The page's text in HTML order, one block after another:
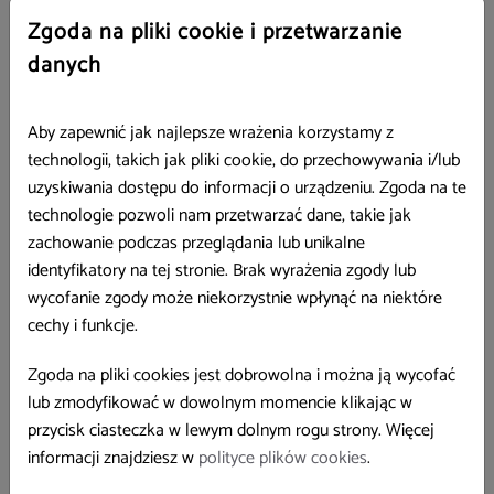
poziom.
Światło dzienne– biurko przy oknie to nie tylko lepszy
widok, ale i więcej serotoniny.
pracy mogą zwiększyć jej poziom nawet o 27%.
Endorfiny – naturalne środki
przeciwbólowe
Endorfiny redukują stres, poprawiają nastrój i działają jak
chroniczny stres w pracy potrafią je skutecznie blokować.
Jak pobudzić endorfiny?
Zgoda na pliki cookie i przetwarzanie
danych
Aby zapewnić jak najlepsze wrażenia korzystamy z
technologii, takich jak pliki cookie, do przechowywania i/lub
uzyskiwania dostępu do informacji o urządzeniu. Zgoda na te
technologie pozwoli nam przetwarzać dane, takie jak
zachowanie podczas przeglądania lub unikalne
identyfikatory na tej stronie. Brak wyrażenia zgody lub
wycofanie zgody może niekorzystnie wpłynąć na niektóre
cechy i funkcje.
Zgoda na pliki cookies jest dobrowolna i można ją wycofać
lub zmodyfikować w dowolnym momencie klikając w
przycisk ciasteczka w lewym dolnym rogu strony. Więcej
informacji znajdziesz wpolityce plików cookies.